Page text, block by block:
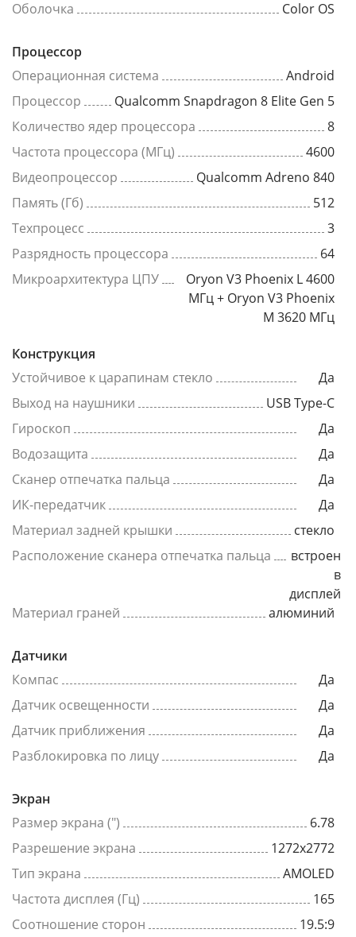
Оболочка Color OS
Процессор
Операционная система
Android
Процессор
Qualcomm Snapdragon 8 Elite Gen 5
Количество ядер процессора
8
Частота процессора (МГц)
4600
Видеопроцессор
Qualcomm Adreno 840
Память (Гб)
512
Техпроцесс
3
Разрядность процессора
64
Микроархитектура ЦПУ
Oryon V3 Phoenix L 4600
МГц + Oryon V3 Phoenix
M 3620 МГц
Конструкция
Устойчивое к царапинам стекло
Да
Выход на наушники
USB Type-C
Гироскоп
Да
Водозащита
Да
Сканер отпечатка пальца
Да
ИК-передатчик
Да
Материал задней крышки
стекло
Расположение сканера отпечатка пальца
встроен
в
дисплей
Материал граней
алюминий
Датчики
Компас
Да
Датчик освещенности
Да
Датчик приближения
Да
Разблокировка по лицу
Да
Экран
Размер экрана (")
6.78
Разрешение экрана
1272x2772
Тип экрана
AMOLED
Частота дисплея (Гц)
165
Соотношение сторон
19.5:9